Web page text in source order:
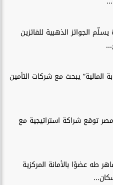
الجوائز الذهبية للفائزين
المالية” يبحث مع شركات التأمين
توقع شراكة استراتيجية مع
طه عضوًا بالأمانة المركزية